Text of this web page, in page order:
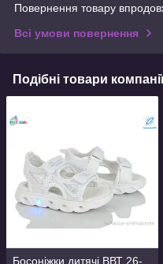
Повернення товару
Всі умови повернення
Подібні товари
Босоніжки дитячі ВВТ 26-